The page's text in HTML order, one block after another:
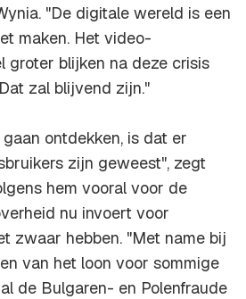
"De digitale wereld is een
maken. Het video-
groter blijken na deze crisis
zal blijvend zijn."
ontdekken, is dat er
zijn geweest", zegt
hem vooral voor de
nu invoert voor
zwaar hebben. "Met name bij
van het loon voor sommige
de Bulgaren- en Polenfraude